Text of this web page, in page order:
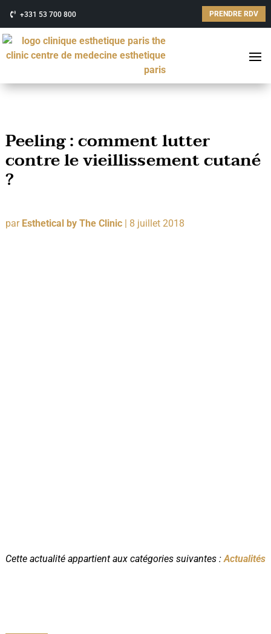
+331 53 700 800 PRENDRE RDV
Peeling : comment lutter
contre le vieillissement cutané
?
par Esthetical by The Clinic| 8 juillet 2018
Cette actualité appartient aux catégories suivantes : Actualités